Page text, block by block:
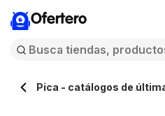
Ofertero
Pica - catálogos de